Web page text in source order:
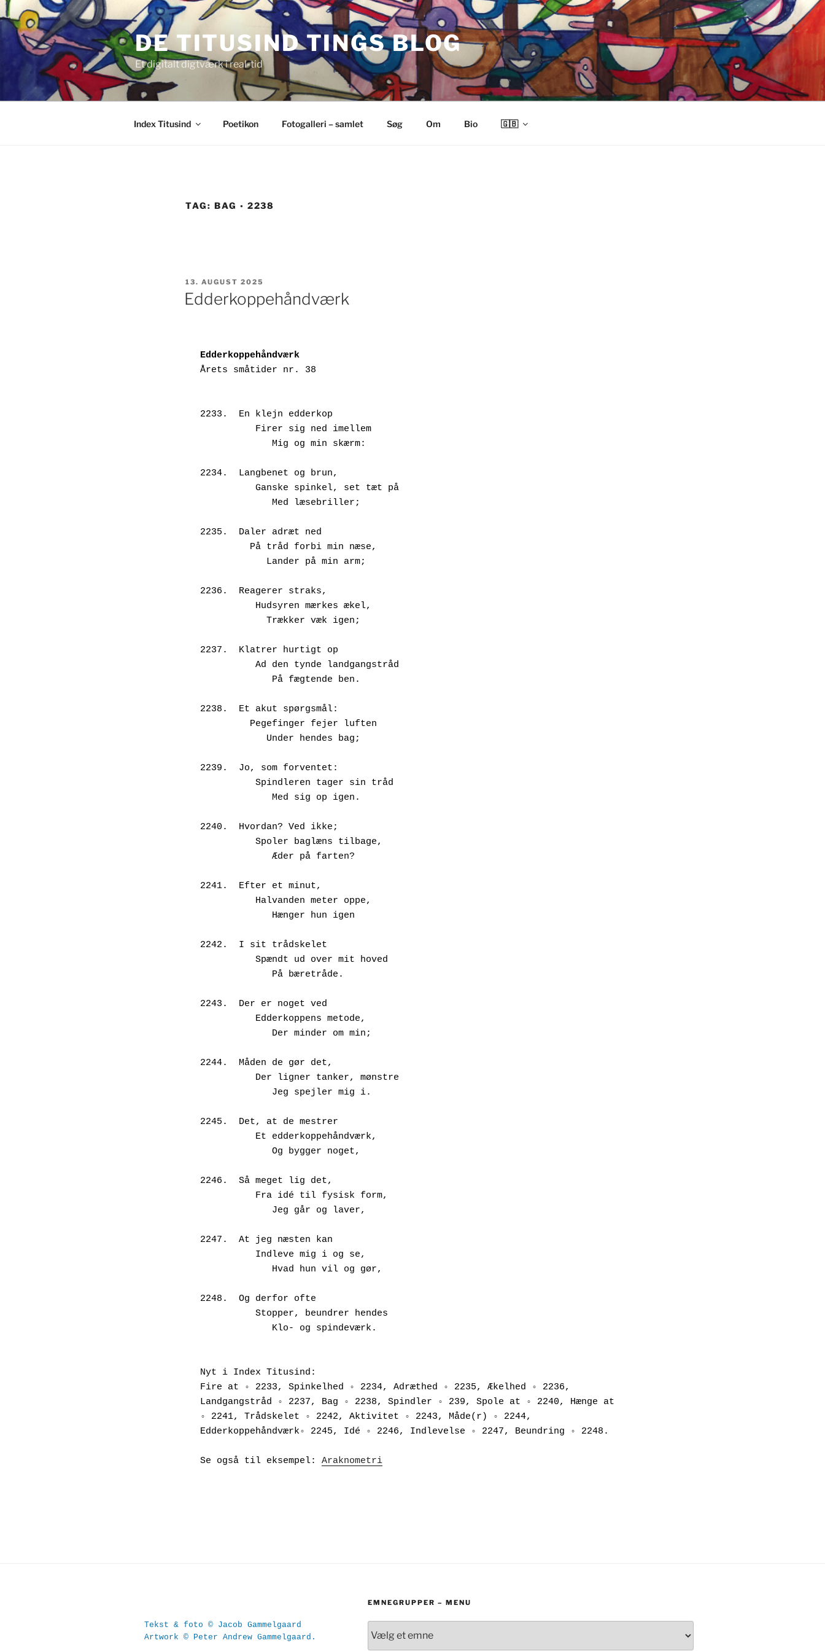
Videre
til
indhold
DE TITUSIND TINGS BLOG
Et digitalt digtværk i real-tid
Index Titusind Poetikon Fotogalleri – samlet Søg Om Bio 🇬🇧
TAG: BAG ◦ 2238
UDGIVET
DEN
13. AUGUST 2025
Edderkoppehåndværk
Edderkoppehåndværk
Årets småtider nr. 38
2233.  En klejn edderkop
          Firer sig ned imellem
             Mig og min skærm:
2234.  Langbenet og brun,
          Ganske spinkel, set tæt på
             Med læsebriller;
2235.  Daler adræt ned
         På tråd forbi min næse,
            Lander på min arm;
2236.  Reagerer straks,
          Hudsyren mærkes ækel,
            Trækker væk igen;
2237.  Klatrer hurtigt op
          Ad den tynde landgangstråd
             På fægtende ben.
2238.  Et akut spørgsmål:
         Pegefinger fejer luften
            Under hendes bag;
2239.  Jo, som forventet:
          Spindleren tager sin tråd
             Med sig op igen.
2240.  Hvordan? Ved ikke;
          Spoler baglæns tilbage,
             Æder på farten?
2241.  Efter et minut,
          Halvanden meter oppe,
             Hænger hun igen
2242.  I sit trådskelet
          Spændt ud over mit hoved
             På bæretråde.
2243.  Der er noget ved
          Edderkoppens metode,
             Der minder om min;
2244.  Måden de gør det,
          Der ligner tanker, mønstre
             Jeg spejler mig i.
2245.  Det, at de mestrer
          Et edderkoppehåndværk,
             Og bygger noget,
2246.  Så meget lig det,
          Fra idé til fysisk form,
             Jeg går og laver,
2247.  At jeg næsten kan
          Indleve mig i og se,
             Hvad hun vil og gør,
2248.  Og derfor ofte
          Stopper, beundrer hendes
             Klo- og spindeværk.
Nyt i Index Titusind:
Fire at ◦ 2233, Spinkelhed ◦ 2234, Adræthed ◦ 2235, Ækelhed ◦ 2236,
Landgangstråd ◦ 2237, Bag ◦ 2238, Spindler ◦ 239, Spole at ◦ 2240, Hænge at
◦ 2241, Trådskelet ◦ 2242, Aktivitet ◦ 2243, Måde(r) ◦ 2244,
Edderkoppehåndværk◦ 2245, Idé ◦ 2246, Indlevelse ◦ 2247, Beundring ◦ 2248.
Se også til eksempel: Araknometri
Tekst & foto © Jacob Gammelgaard
Artwork © Peter Andrew Gammelgaard.
EMNEGRUPPER – MENU